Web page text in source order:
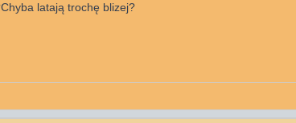
latają trochę blizej?